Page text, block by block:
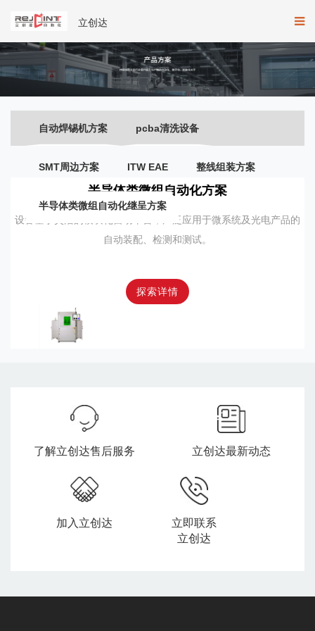
自动焊锡机方案 pcba清洗设备
SMT周边方案 ITW EAE 整线组装方案
半导体类微组自动化继呈方案
半导体类微组自动化方案
设备基于灵活的模块化自动平台，广泛应用于微系统及光电产品的
自动装配、检测和测试。
探索详情
了解立创达售后服务 立创达最新动态
加入立创达
立即联系
立创达
立创达